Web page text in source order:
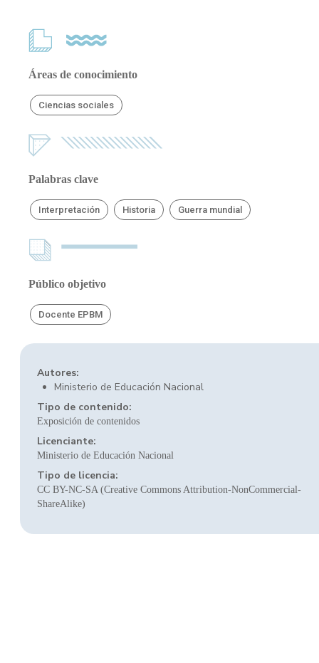
Áreas de conocimiento
Ciencias sociales
Palabras clave
Interpretación Historia Guerra mundial
Público objetivo
Docente EPBM
Autores:
Ministerio de Educación Nacional
Tipo de contenido:
Exposición de contenidos
Licenciante:
Ministerio de Educación Nacional
Tipo de licencia:
CC BY-NC-SA (Creative Commons Attribution-NonCommercial-
ShareAlike)